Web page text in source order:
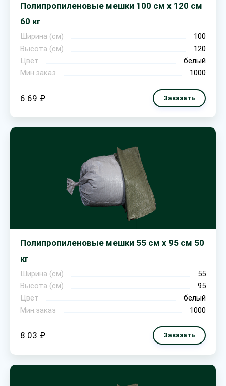
Полипропиленовые мешки 100 см х 120 см
60 кг
Ширина (cм)
100
Высота (cм)
120
Цвет
белый
Мин.заказ
1000
6.69 ₽ Заказать
Полипропиленовые мешки 55 см х 95 см 50
кг
Ширина (см)
55
Высота (см)
95
Цвет
белый
Мин.заказ
1000
8.03 ₽ Заказать